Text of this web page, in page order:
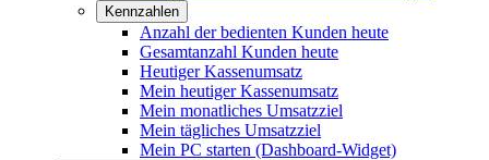
Kennzahlen
Anzahl der bedienten Kunden heute
Gesamtanzahl Kunden heute
Heutiger Kassenumsatz
Mein heutiger Kassenumsatz
Mein monatliches Umsatzziel
Mein tägliches Umsatzziel
Mein PC starten (Dashboard-Widget)